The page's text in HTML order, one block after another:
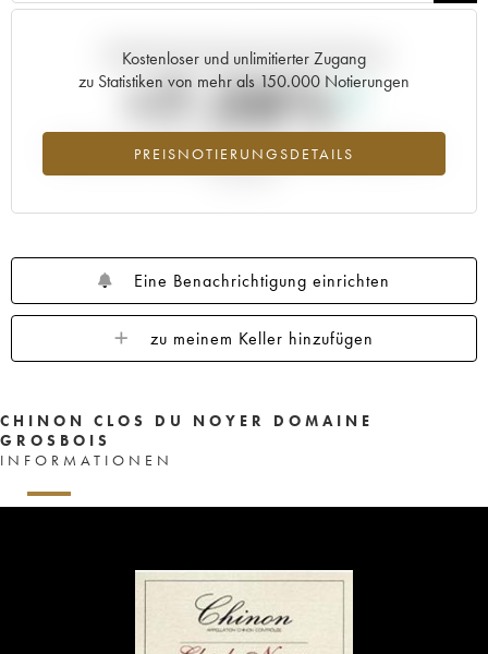
Kostenloser und unlimitierter Zugang
zu Statistiken von mehr als 150.000 Notierungen
PREISNOTIERUNGSDETAILS
Aktuelle Entwicklung der Preisnotierung
+7.38%
Preisanstiegs des Jahrgangs 2015 im Jahr 2026 im Vergleich zum
Eine Benachrichtigung einrichten
zu meinem Keller hinzufügen
CHINON CLOS DU NOYER DOMAINE
GROSBOIS
INFORMATIONEN